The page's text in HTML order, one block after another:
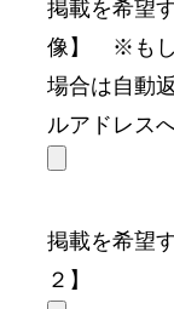
掲載を希望
像】 ※も
場合は自動
ルアドレス
掲載を希望
２】